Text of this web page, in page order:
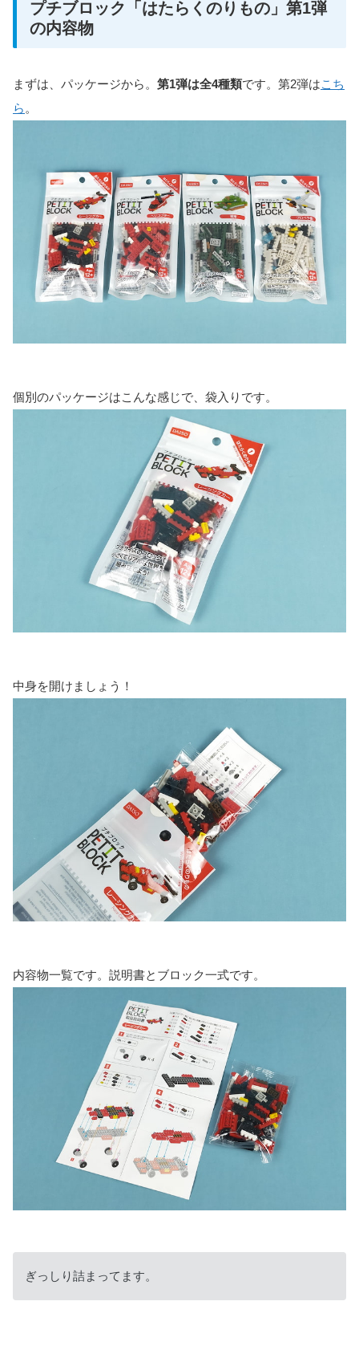
プチブロック「はたらくのりもの」第1弾
の内容物
まずは、パッケージから。 第1弾は全4種類です。第2弾はこち
ら 。
個別のパッケージはこんな感じで、袋入りです。
中身を開けましょう！
内容物一覧です。説明書とブロック一式です。
ぎっしり詰まってます。